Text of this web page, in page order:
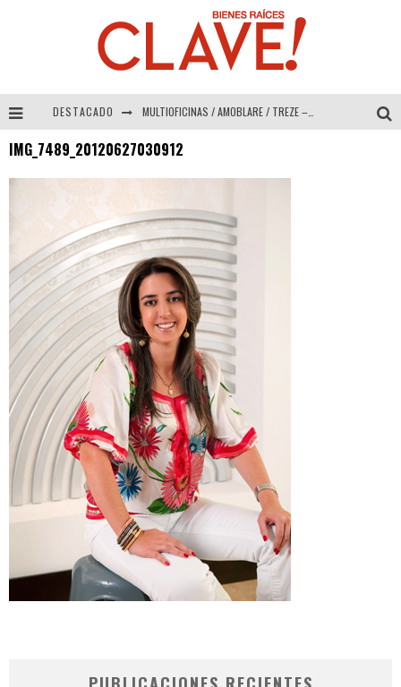
DESTACADO MULTIOFICINAS / AMOBLARE / TREZE – Especial Interiorismo & Decoración 2026
IMG_7489_20120627030912